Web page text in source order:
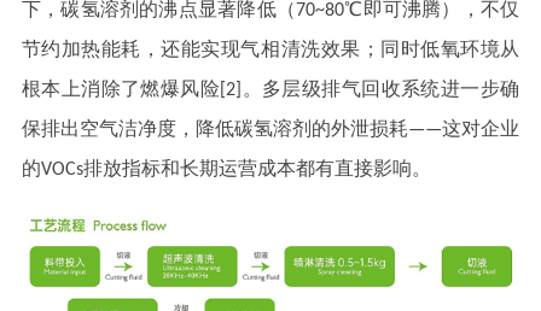
下，碳氢溶剂的沸点显著降低（70~80℃即可沸腾），不仅
节约加热能耗，还能实现气相清洗效果；同时低氧环境从
根本上消除了燃爆风险[2]。多层级排气回收系统进一步确
保排出空气洁净度，降低碳氢溶剂的外泄损耗——这对企业
的VOCs排放指标和长期运营成本都有直接影响。